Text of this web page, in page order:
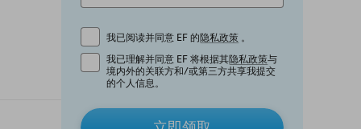
我已阅读并同意 EF 的隐私政策 。
我已理解并同意 EF 将根据其隐私政策与
境内外的关联方和/或第三方共享我提交
的个人信息。